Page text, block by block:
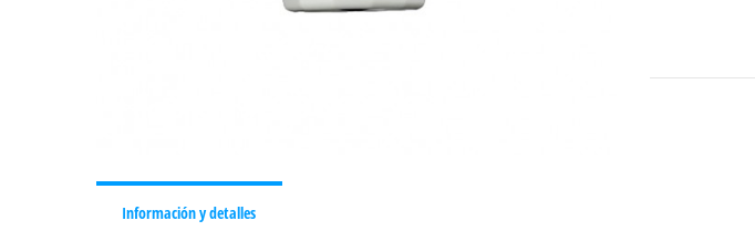
Información y detalles